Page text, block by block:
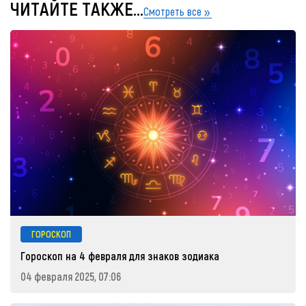
ЧИТАЙТЕ ТАКЖЕ...Смотреть все
ГОРОСКОП
Гороскоп на 4 февраля для знаков зодиака
04 февраля 2025, 07:06